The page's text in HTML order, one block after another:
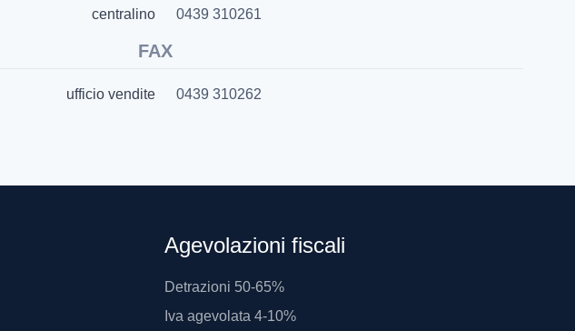
centralino 0439 310261
FAX
ufficio vendite 0439 310262
Agevolazioni fiscali
Detrazioni 50-65%
Iva agevolata 4-10%